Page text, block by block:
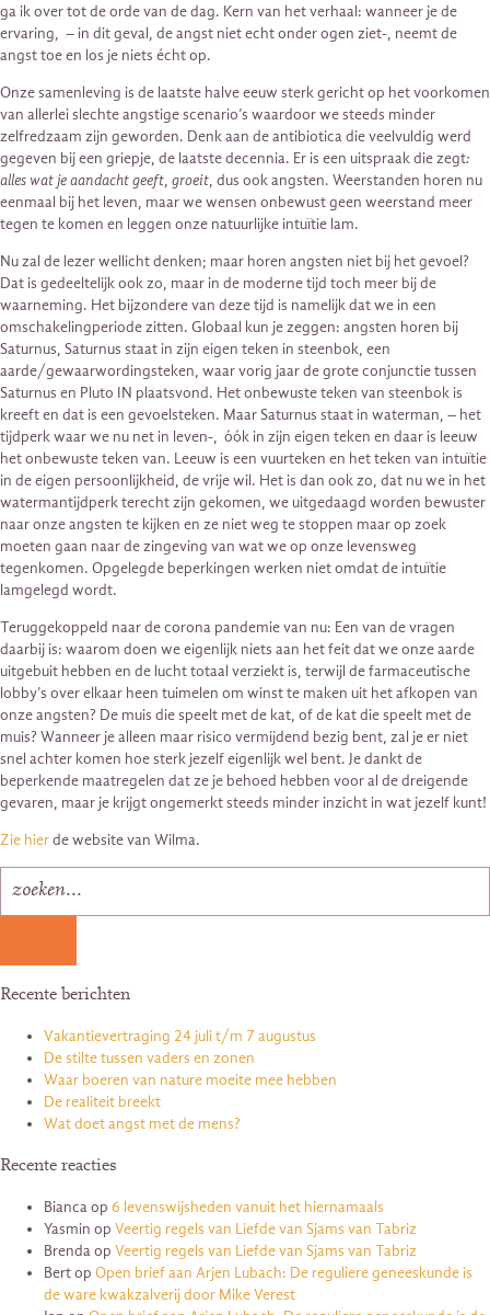
ga ik over tot de orde van de dag. Kern van het verhaal: wanneer je de
ervaring, – in dit geval, de angst niet echt onder ogen ziet-, neemt de
angst toe en los je niets écht op.
Onze samenleving is de laatste halve eeuw sterk gericht op het voorkomen
van allerlei slechte angstige scenario’s waardoor we steeds minder
zelfredzaam zijn geworden. Denk aan de antibiotica die veelvuldig werd
gegeven bij een griepje, de laatste decennia. Er is een uitspraak die zegt:
alles wat je aandacht geeft, groeit, dus ook angsten. Weerstanden horen nu
eenmaal bij het leven, maar we wensen onbewust geen weerstand meer
tegen te komen en leggen onze natuurlijke intuïtie lam.
Nu zal de lezer wellicht denken; maar horen angsten niet bij het gevoel?
Dat is gedeeltelijk ook zo, maar in de moderne tijd toch meer bij de
waarneming. Het bijzondere van deze tijd is namelijk dat we in een
omschakelingperiode zitten. Globaal kun je zeggen: angsten horen bij
Saturnus, Saturnus staat in zijn eigen teken in steenbok, een
aarde/gewaarwordingsteken, waar vorig jaar de grote conjunctie tussen
Saturnus en Pluto IN plaatsvond. Het onbewuste teken van steenbok is
kreeft en dat is een gevoelsteken. Maar Saturnus staat in waterman, – het
tijdperk waar we nu net in leven-, óók in zijn eigen teken en daar is leeuw
het onbewuste teken van. Leeuw is een vuurteken en het teken van intuïtie
in de eigen persoonlijkheid, de vrije wil. Het is dan ook zo, dat nu we in het
watermantijdperk terecht zijn gekomen, we uitgedaagd worden bewuster
naar onze angsten te kijken en ze niet weg te stoppen maar op zoek
moeten gaan naar de zingeving van wat we op onze levensweg
tegenkomen. Opgelegde beperkingen werken niet omdat de intuïtie
lamgelegd wordt.
Teruggekoppeld naar de corona pandemie van nu: Een van de vragen
daarbij is: waarom doen we eigenlijk niets aan het feit dat we onze aarde
uitgebuit hebben en de lucht totaal verziekt is, terwijl de farmaceutische
lobby’s over elkaar heen tuimelen om winst te maken uit het afkopen van
onze angsten? De muis die speelt met de kat, of de kat die speelt met de
muis? Wanneer je alleen maar risico vermijdend bezig bent, zal je er niet
snel achter komen hoe sterk jezelf eigenlijk wel bent. Je dankt de
beperkende maatregelen dat ze je behoed hebben voor al de dreigende
gevaren, maar je krijgt ongemerkt steeds minder inzicht in wat jezelf kunt!
Zie hierde website van Wilma.
Recente berichten
Vakantievertraging 24 juli t/m 7 augustus
De stilte tussen vaders en zonen
Waar boeren van nature moeite mee hebben
De realiteit breekt
Wat doet angst met de mens?
Recente reacties
Biancaop 6 levenswijsheden vanuit het hiernamaals
Yasmin op Veertig regels van Liefde van Sjams van Tabriz
Brendaop Veertig regels van Liefde van Sjams van Tabriz
Bertop Open brief aan Arjen Lubach: De reguliere geneeskunde is
de ware kwakzalverij door Mike Verest